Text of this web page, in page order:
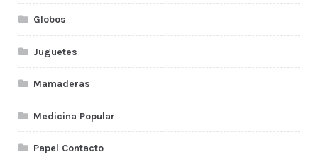
Globos
Juguetes
Mamaderas
Medicina Popular
Papel Contacto